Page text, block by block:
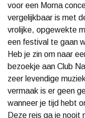
voor een Morna
vergelijkbaar is met
vrolijke, opgewekte
een festival te gaan
Heb je zin om naar
bezoekje aan Club
zeer levendige
vermaak is er geen
wanneer je tijd hebt
Deze reis ga je nooit